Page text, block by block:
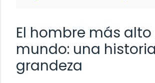
El hombre más alto
mundo: una
grandeza